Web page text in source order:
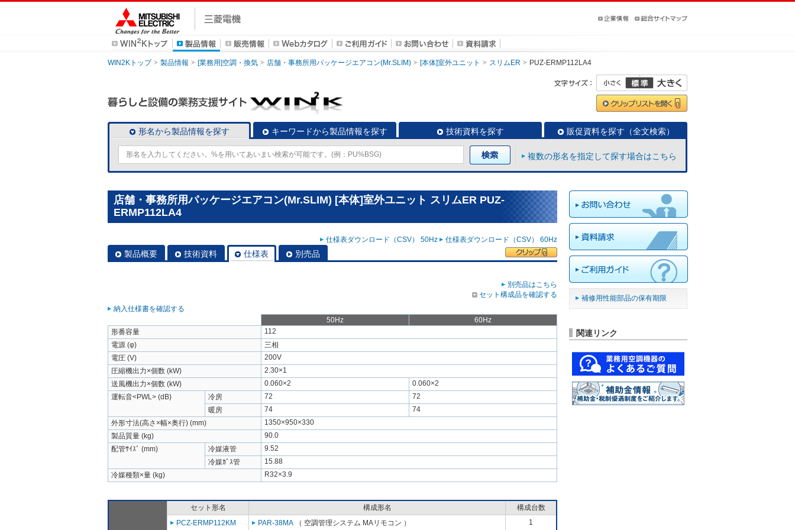
WIN2Kトップ 製品情報 [業務用]空調・換気 店舗・事務所用パッケージエアコン(Mr.SLIM) [本体]室外ユニット スリムER PUZ-ERMP112LA4
形名から製品情報を探す キーワードから製品情報を探す 技術資料を探す 販促資料を探す（全文検索）
複数の形名を指定して探す場合はこちら
店舗・事務所用パッケージエアコン(Mr.SLIM) [本体]室外ユニット スリムER PUZ-
ERMP112LA4
仕様表ダウンロード（CSV） 50Hz 仕様表ダウンロード（CSV） 60Hz
製品概要 技術資料 仕様表 別売品
別売品はこちら
セット構成品を確認する
納入仕様書を確認する
50Hz
60Hz
形番容量
112
電源 (φ)
三相
電圧 (V)
200V
圧縮機出力×個数 (kW)
2.30×1
送風機出力×個数 (kW)
0.060×2
0.060×2
運転音<PWL> (dB)
冷房 72
72
暖房
74
74
外形寸法(高さ×幅×奥行) (mm)
1350×950×330
製品質量 (kg)
90.0
配管ｻｲｽﾞ (mm)
冷媒液管
9.52
冷媒ｶﾞｽ管
15.88
冷媒種類×量 (kg)
R32×3.9
セット形名 構成形名
構成台数
PCZ-ERMP112KM
PAR-38MA （ 空調管理システム MAリモコン ） 1
補修用性能部品の保有期限
関連リンク